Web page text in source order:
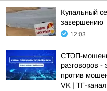
Купальный
завершению
12:03
СТОП-
разговоров -
против
VK | ТГ-канал